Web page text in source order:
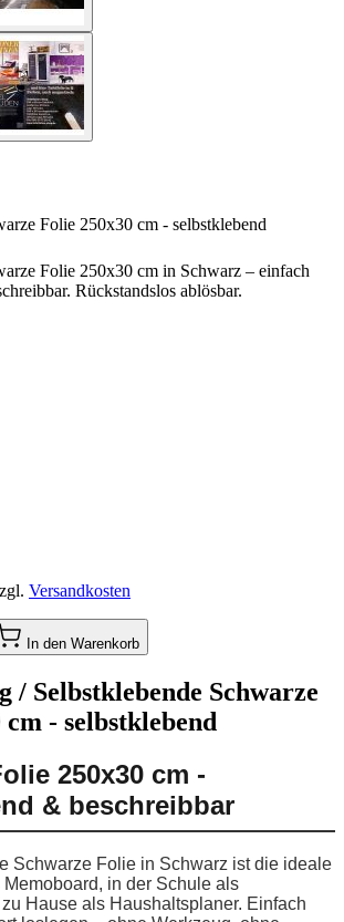
Folie 250x30 cm - selbstklebend
Folie 250x30 cm in Schwarz – einfach
Rückstandslos ablösbar.
Versandkosten
In den Warenkorb
/ Selbstklebende Schwarze
- selbstklebend
250x30 cm -
& beschreibbar
Schwarze Folie in Schwarz ist die ideale
in der Schule als
Hause als Haushaltsplaner. Einfach